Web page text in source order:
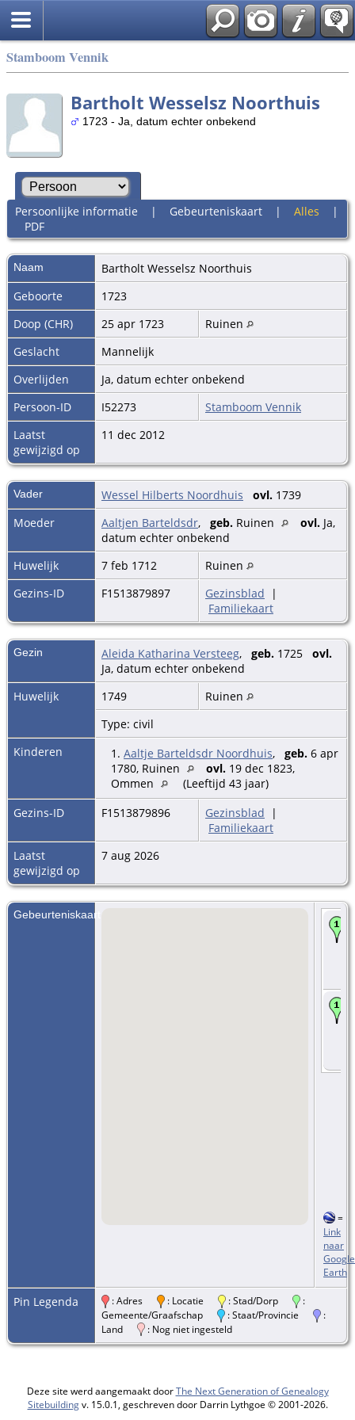
Stamboom Vennik
Bartholt Wesselsz Noorthuis
1723 - Ja, datum echter onbekend
Persoonlijke informatie | Gebeurteniskaart| Alles |
PDF
Naam Bartholt Wesselsz Noorthuis
Geboorte
1723
Doop (CHR)
25 apr 1723
Ruinen
Geslacht
Mannelijk
Overlijden
Ja, datum echter onbekend
Persoon-ID
I52273
Stamboom Vennik
Laatst
gewijzigd op
11 dec 2012
Vader Wessel Hilberts Noordhuis ovl. 1739
Moeder
Aaltjen Barteldsdr, geb. Ruinen ovl. Ja,
datum echter onbekend
Huwelijk
7 feb 1712
Ruinen
Gezins-ID
F1513879897 Gezinsblad |
Familiekaart
Gezin Aleida Katharina Versteeg, geb. 1725 ovl.
Ja, datum echter onbekend
Huwelijk
1749
Ruinen
Type: civil
Kinderen
1. Aaltje Barteldsdr Noordhuis, geb. 6 apr
1780, Ruinen
ovl. 19 dec 1823,
Ommen
(Leeftijd 43 jaar)
Gezins-ID
F1513879896 Gezinsblad |
Familiekaart
Laatst
gewijzigd op
7 aug 2026
Gebeurteniskaart
=
Link
naar
Google
Earth
Pin Legenda : Adres : Locatie : Stad/Dorp
:
Gemeente/Graafschap
: Staat/Provincie
:
Land
: Nog niet ingesteld
Deze site werd aangemaakt doorThe Next Generation of Genealogy
Sitebuildingv. 15.0.1, geschreven door Darrin Lythgoe © 2001-2026.